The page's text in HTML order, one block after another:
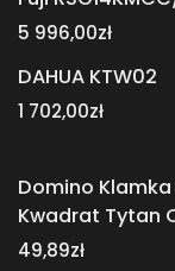
5 996,00zł
DAHUA KTW02
1 702,00zł
Domino
Kwadrat Tytan
49,89zł